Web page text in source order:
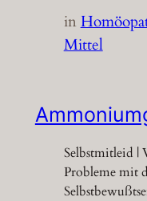
in
Mittel
Selbstmitleid |
Probleme mit